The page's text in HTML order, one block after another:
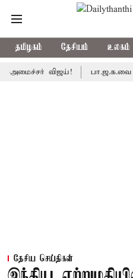
தமிழகம் தேசியம் உலகம்
விஜய்! பா.ஜ.க.வை
தேசிய செய்திகள்